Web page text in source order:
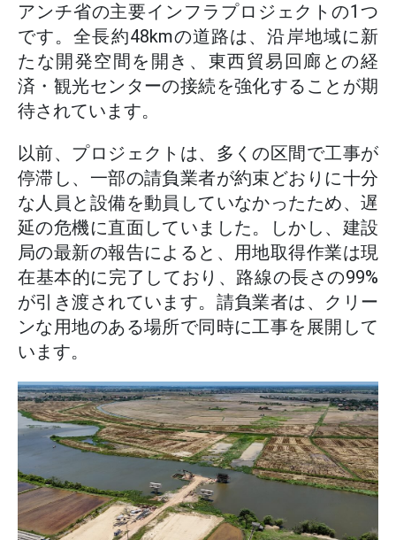
アンチ省の主要インフラプロジェクトの1つ
です。全長約48kmの道路は、沿岸地域に新
たな開発空間を開き、東西貿易回廊との経
済・観光センターの接続を強化することが期
待されています。
以前、プロジェクトは、多くの区間で工事が
停滞し、一部の請負業者が約束どおりに十分
な人員と設備を動員していなかったため、遅
延の危機に直面していました。しかし、建設
局の最新の報告によると、用地取得作業は現
在基本的に完了しており、路線の長さの99%
が引き渡されています。請負業者は、クリー
ンな用地のある場所で同時に工事を展開して
います。